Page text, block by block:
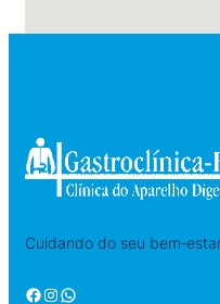
Cuidando do seu
Facebook Instagram WhatsApp